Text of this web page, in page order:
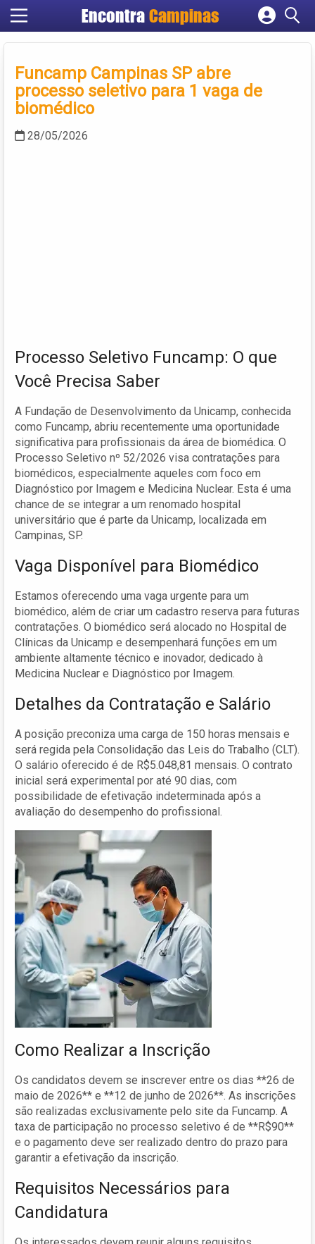
Encontra Campinas
Cadastrar empresa
Criar conta
Funcamp Campinas SP abre
processo seletivo para 1 vaga de
biomédico
28/05/2026
Processo Seletivo Funcamp: O que
Você Precisa Saber
A Fundação de Desenvolvimento da Unicamp, conhecida
como Funcamp, abriu recentemente uma oportunidade
significativa para profissionais da área de biomédica. O
Processo Seletivo nº 52/2026 visa contratações para
biomédicos, especialmente aqueles com foco em
Diagnóstico por Imagem e Medicina Nuclear. Esta é uma
chance de se integrar a um renomado hospital
universitário que é parte da Unicamp, localizada em
Campinas, SP.
Vaga Disponível para Biomédico
Estamos oferecendo uma vaga urgente para um
biomédico, além de criar um cadastro reserva para futuras
contratações. O biomédico será alocado no Hospital de
Clínicas da Unicamp e desempenhará funções em um
ambiente altamente técnico e inovador, dedicado à
Medicina Nuclear e Diagnóstico por Imagem.
Detalhes da Contratação e Salário
A posição preconiza uma carga de 150 horas mensais e
será regida pela Consolidação das Leis do Trabalho (CLT).
O salário oferecido é de R$5.048,81 mensais. O contrato
inicial será experimental por até 90 dias, com
possibilidade de efetivação indeterminada após a
avaliação do desempenho do profissional.
Como Realizar a Inscrição
Os candidatos devem se inscrever entre os dias **26 de
maio de 2026** e **12 de junho de 2026**. As inscrições
são realizadas exclusivamente pelo site da Funcamp. A
taxa de participação no processo seletivo é de **R$90**
e o pagamento deve ser realizado dentro do prazo para
garantir a efetivação da inscrição.
Requisitos Necessários para
Candidatura